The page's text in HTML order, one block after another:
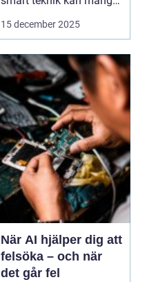
av dem förebyggas
Things, gör det möjligt
för hemmet att övervaka
och reagera p...
15 december 2025
När AI hjälper dig att
felsöka – och när
det går fel